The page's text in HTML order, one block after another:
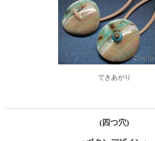
できあがり
(四つ穴)